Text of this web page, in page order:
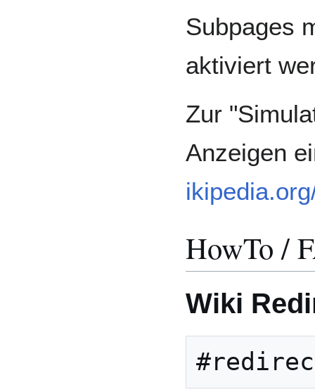
Subpages
aktiviert
Zur
Anzeigen
HowTo /
Wiki